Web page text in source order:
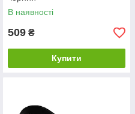
В наявності
509 ₴
Купити